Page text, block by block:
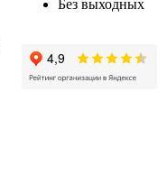
Без выходных